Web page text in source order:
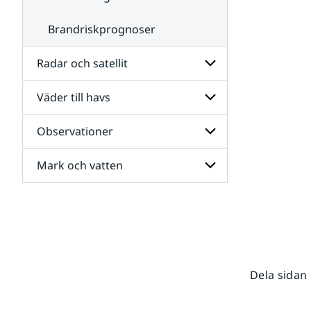
Brandriskprognoser
Radar och satellit
Undersidor
för
Radar
och
satellit
Väder till havs
Undersidor
för
Väder
till
havs
Observationer
Undersidor
för
Mark och vatten
Dela sidan